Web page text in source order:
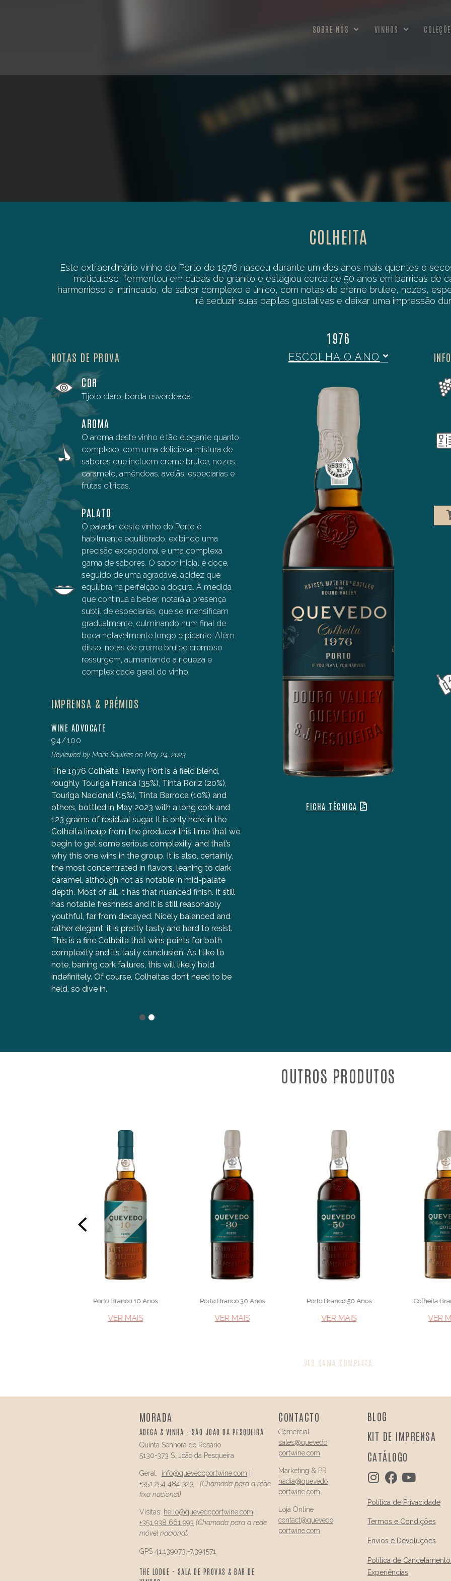
SOBRE NÓS VINHOS
COLHEITA
Este extraordinário vinho do Porto de 1976 nasceu durante um dos anos mais quentes e
meticuloso, fermentou em cubas de granito e estagiou cerca de 50 anos em barricas de
harmonioso e intrincado, de sabor complexo e único, com notas de creme brulee, nozes,
irá seduzir suas papilas gustativas e deixar uma impressão
1976
NOTAS DE PROVA
COR
Tijolo claro, borda esverdeada
AROMA
O aroma deste vinho é tão elegante quanto
complexo, com uma deliciosa mistura de
sabores que incluem creme brulee, nozes,
caramelo, amêndoas, avelãs, especiarias e
frutas cítricas.
PALATO
O paladar deste vinho do Porto é
habilmente equilibrado, exibindo uma
precisão excepcional e uma complexa
gama de sabores. O sabor inicial é doce,
seguido de uma agradável acidez que
equilibra na perfeição a doçura. À medida
que continua a beber, notará a presença
subtil de especiarias, que se intensificam
gradualmente, culminando num final de
boca notavelmente longo e picante. Além
disso, notas de creme brulee cremoso
ressurgem, aumentando a riqueza e
complexidade geral do vinho.
IMPRENSA & PRÉMIOS
WINE ADVOCATE
94/100
Reviewed by Mark Squires on May 24, 2023
The 1976 Colheita Tawny Port is a field blend,
roughly Touriga Franca (35%), Tinta Roriz (20%),
Touriga Nacional (15%), Tinta Barroca (10%) and
others, bottled in May 2023 with a long cork and
123 grams of residual sugar. It is only here in the
Colheita lineup from the producer this time that we
begin to get some serious complexity, and that’s
why this one wins in the group. It is also, certainly,
the most concentrated in flavors, leaning to dark
caramel, although not as notable in mid-palate
depth. Most of all, it has that nuanced finish. It still
has notable freshness and it is still reasonably
youthful, far from decayed. Nicely balanced and
rather elegant, it is pretty tasty and hard to resist.
This is a fine Colheita that wins points for both
complexity and its tasty conclusion. As I like to
note, barring cork failures, this will likely hold
indefinitely. Of course, Colheitas don’t need to be
held, so dive in.
REVISTA DE VINHOS
Aloirado, reflexos esverdeados. Notas de tintura de
iodo, fumo e madeira exótica. A doçura tem
embalo pela boa acidez. A esquadria é equilibrada,
de folha de tabaco. A sugestão é abrir já.
ESCOLHA O ANO
FICHA TÉCNICA
OUTROS PRODUTOS
Porto Branco 10 Anos
VER MAIS​
Porto Branco 30 Anos
VER MAIS​
Porto Branco 50 Anos
VER MAIS​
Colheita
VER
VER GAMA COMPLETA
MORADA
ADEGA & VINHA - SÃO JOÃO DA PESQUEIRA
Quinta Senhora do Rosário
5130-373 S. João da Pesqueira
Geral: info@quevedoportwine.com
+351 254 484 323
(Chamada para a rede
fixa nacional)
Visitas: hello@quevedoportwine.com
+351 938 661 993 (Chamada para a rede
móvel nacional)
GPS 41.139073,-7.394571
THE LODGE - SALA DE PROVAS & BAR DE
CONTACTO
Comercial
sales@quevedo
portwine.com
Marketing & PR
nadia@quevedo
portwine.com
Loja Online
contact@quevedo
portwine.com
BLOG
KIT DE IMPRENSA
CATÁLOGO
Política de Privacidade
Termos e Condições
Envios e Devoluções
Política de
Experiências